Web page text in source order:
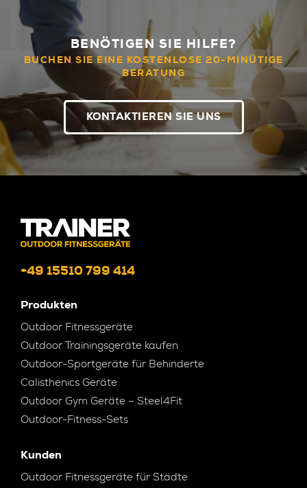
BENÖTIGEN SIE HILFE?
BUCHEN SIE EINE KOSTENLOSE 20-MINÜTIGE
BERATUNG
KONTAKTIEREN SIE UNS
+49 15510 799 414
Produkten
Outdoor Fitnessgeräte
Outdoor Trainingsgeräte kaufen
Outdoor-Sportgeräte für Behinderte
Calisthenics Geräte
Outdoor Gym Geräte – Steel4Fit
Outdoor-Fitness-Sets
Kunden
Outdoor Fitnessgeräte für Städte